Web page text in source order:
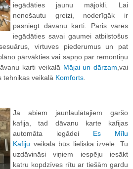
iegādāties jaunu mājokli. Lai
nenošautu greizi, noderīgāk ir
pasniegt dāvanu karti. Pāris varēs
iegādāties savai gaumei atbilstošus
virtuves piederumus un pat
pārvākties vai sapņo par remontiņu
karti veikalā Mājai un dārzam ,vai
tehnikas veikalā Komforts
Ja abiem jaunlaulātajiem garšo
kafija, tad dāvanu karte kafijas
automāta iegādei Es Mīlu
Kafiju veikalā būs lieliska izvēle. Tu
uzdāvināsi viņiem iespēju iesākt
katru kopdzīves rītu ar tiešām gardu